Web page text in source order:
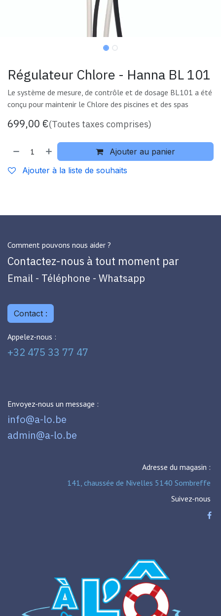
Régulateur Chlore - Hanna BL 101
Le système de mesure, de contrôle et de dosage BL101 a été
conçu pour maintenir le Chlore des piscines et des spas
699,00 €(Toutes taxes comprises)
Ajouter au panier
Ajouter à la liste de souhaits
Comment pouvons nous aider ?
Contactez-nous à tout moment par
Email - Téléphone - Whatsapp
Contact :
Appelez-nous :
+32 475 33 77 47
Envoyez-nous un message :
info@a-lo.be
admin@a-lo.be
Adresse du magasin :
141, chaussée de Nivelles 5140 Sombreffe
Suivez-nous